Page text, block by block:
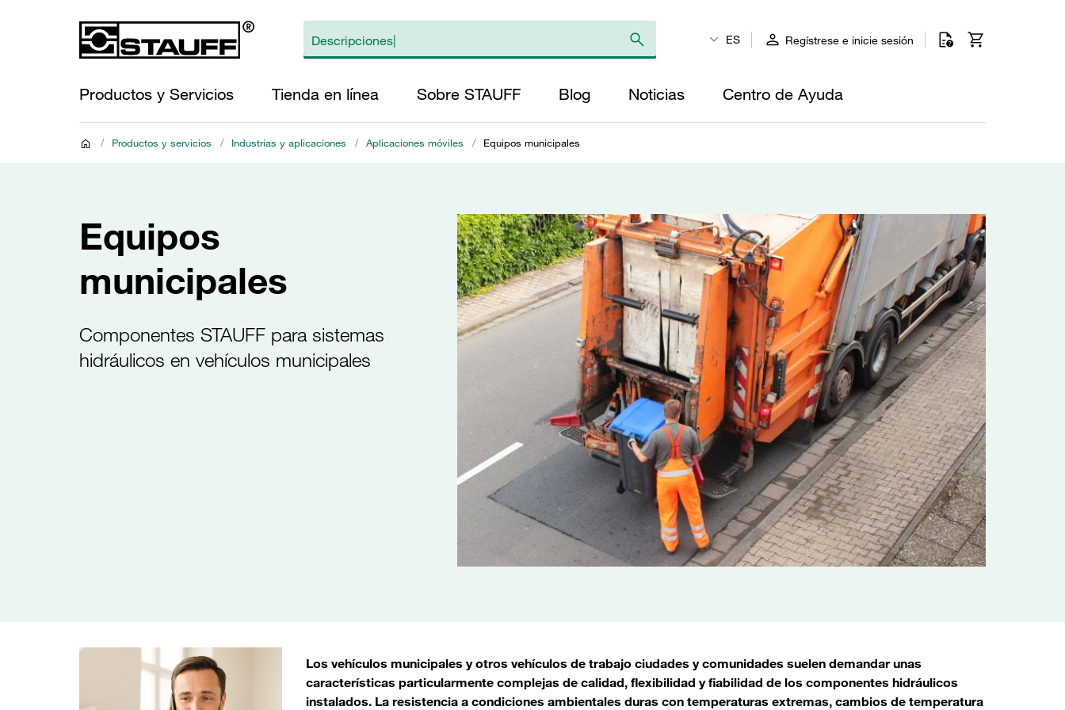
ES Regístrese e inicie sesión
Productos y Servicios Tienda en línea Sobre STAUFF Blog Noticias Centro de Ayuda
/ Productos y servicios / Industrias y aplicaciones / Aplicaciones móviles / Equipos municipales
Equipos
municipales
Componentes STAUFF para sistemas
hidráulicos en vehículos municipales
Los vehículos municipales y otros vehículos de trabajo ciudades y comunidades suelen demandar unas
características particularmente complejas de calidad, flexibilidad y fiabilidad de los componentes hidráulicos
instalados. La resistencia a condiciones ambientales duras con temperaturas extremas, cambios de temperatura